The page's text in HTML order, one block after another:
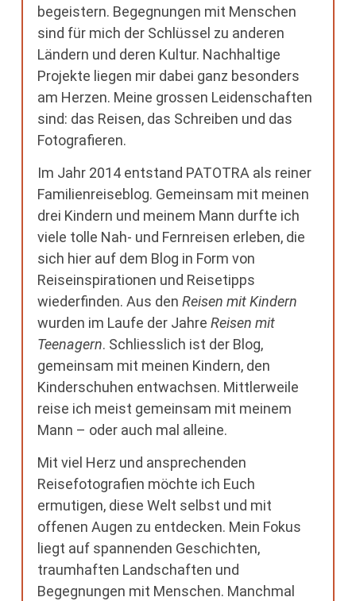
begeistern. Begegnungen mit Menschen
sind für mich der Schlüssel zu anderen
Ländern und deren Kultur. Nachhaltige
Projekte liegen mir dabei ganz besonders
am Herzen. Meine grossen Leidenschaften
sind: das Reisen, das Schreiben und das
Fotografieren.
Im Jahr 2014 entstand PATOTRA als reiner
Familienreiseblog. Gemeinsam mit meinen
drei Kindern und meinem Mann durfte ich
viele tolle Nah- und Fernreisen erleben, die
sich hier auf dem Blog in Form von
Reiseinspirationen und Reisetipps
wiederfinden. Aus den Reisen mit Kindern
wurden im Laufe der Jahre Reisen mit
Teenagern. Schliesslich ist der Blog,
gemeinsam mit meinen Kindern, den
Kinderschuhen entwachsen. Mittlerweile
reise ich meist gemeinsam mit meinem
Mann – oder auch mal alleine.
Mit viel Herz und ansprechenden
Reisefotografien möchte ich Euch
ermutigen, diese Welt selbst und mit
offenen Augen zu entdecken. Mein Fokus
liegt auf spannenden Geschichten,
traumhaften Landschaften und
Begegnungen mit Menschen. Manchmal